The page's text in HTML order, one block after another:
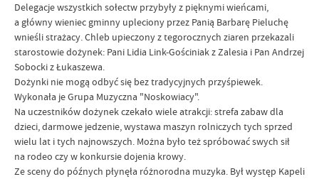
Delegacje wszystkich sołectw przybyły z pięknymi wieńcami,
a główny wieniec gminny upleciony przez Panią Barbarę Pieluchę
wnieśli strażacy. Chleb upieczony z tegorocznych ziaren przekazali
starostowie dożynek: Pani Lidia Link-Gościniak z Zalesia i Pan Andrzej
Sobocki z Łukaszewa.
Dożynki nie mogą odbyć się bez tradycyjnych przyśpiewek.
Wykonała je Grupa Muzyczna "Noskowiacy".
Na uczestników dożynek czekało wiele atrakcji: strefa zabaw dla
dzieci, darmowe jedzenie, wystawa maszyn rolniczych tych sprzed
wielu lat i tych najnowszych. Można było też spróbować swych sił
na rodeo czy w konkursie dojenia krowy.
Ze sceny do późnych płynęła różnorodna muzyka. Był występ Kapeli